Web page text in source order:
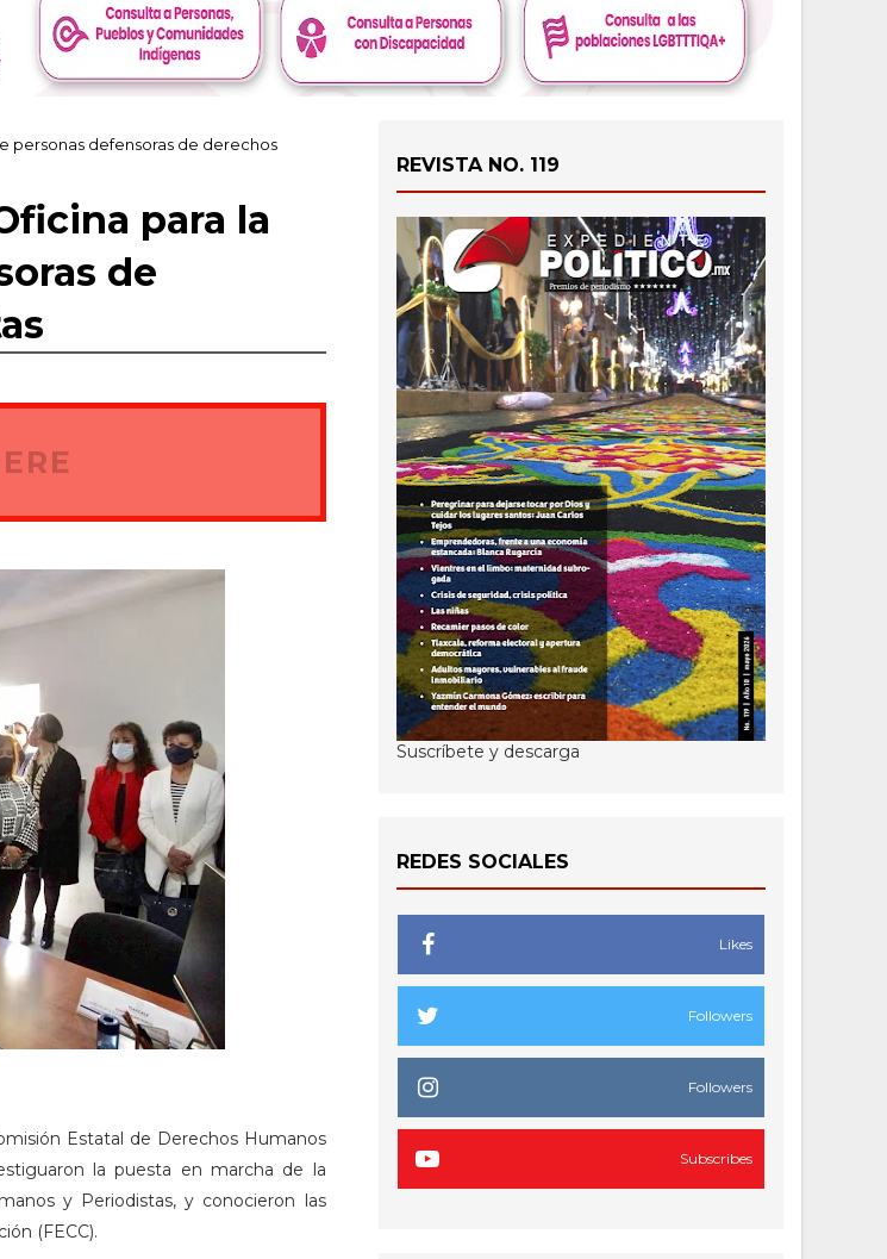
personas defensoras de derechos
para la
de
Estatal de Derechos Humanos
la puesta en marcha de la
y Periodistas, y conocieron las
(FECC).
REVISTA NO. 119
Suscríbete y descarga
REDES SOCIALES
Likes
Followers
Followers
Subscribes